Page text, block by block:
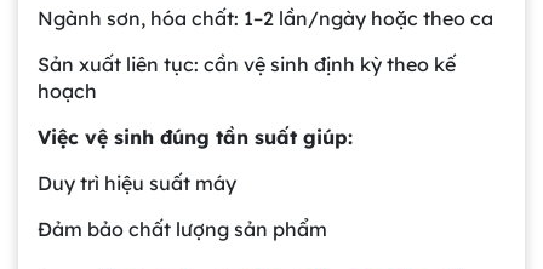
Ngành sơn, hóa chất: 1–2 lần/ngày hoặc theo ca
Sản xuất liên tục: cần vệ sinh định kỳ theo kế
hoạch
Việc vệ sinh đúng tần suất giúp:
Duy trì hiệu suất máy
Đảm bảo chất lượng sản phẩm